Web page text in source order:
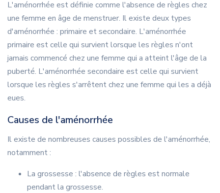
L'aménorrhée est définie comme l'absence de règles chez
une femme en âge de menstruer. Il existe deux types
d'aménorrhée : primaire et secondaire. L'aménorrhée
primaire est celle qui survient lorsque les règles n'ont
jamais commencé chez une femme qui a atteint l'âge de la
puberté. L'aménorrhée secondaire est celle qui survient
lorsque les règles s'arrêtent chez une femme qui les a déjà
eues.
Causes de l'aménorrhée
Il existe de nombreuses causes possibles de l'aménorrhée,
notamment :
La grossesse : l'absence de règles est normale
pendant la grossesse.